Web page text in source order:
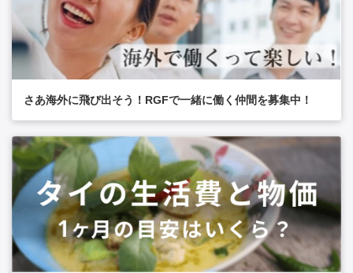
さあ海外に飛び出そう！RGFで一緒に働く仲間を募集中！